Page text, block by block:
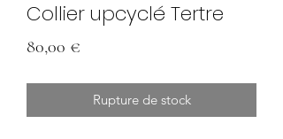
Collier upcyclé Tertre
80,00 €
Rupture de stock